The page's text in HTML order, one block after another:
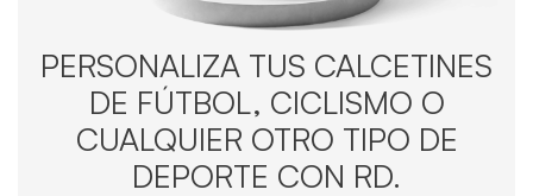
PERSONALIZA TUS CALCETINES
DE FÚTBOL, CICLISMO O
CUALQUIER OTRO TIPO DE
DEPORTE CON RD.